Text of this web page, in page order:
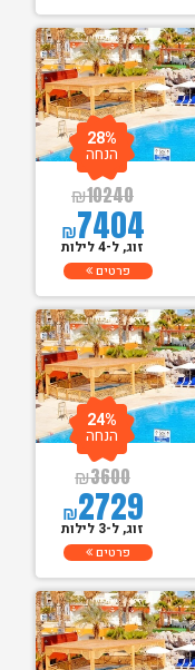
₪10240
₪7404
28%
הנחה
זוג, ל-4 לילות
פרטים
₪3600
₪2729
24%
הנחה
זוג, ל-3 לילות
פרטים